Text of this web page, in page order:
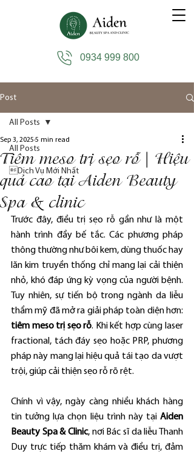
0934 999 800
Post
All Posts
Dịch Vụ Mới Nhất
All Posts
Tiêm meso trị sẹo rỗ | Hiệu
quả cao tại Aiden Beauty
Spa & clinic
Sep 3, 2025 5 min read
Trước đây, điều trị sẹo rỗ gần như là một
hành trình đầy bế tắc. Các phương pháp
thông thường như bôi kem, dùng thuốc hay
lăn kim truyền thống chỉ mang lại cải thiện
nhỏ, khó đáp ứng kỳ vọng của người bệnh.
Tuy nhiên, sự tiến bộ trong ngành da liễu
tiêm meso trị sẹo rỗ. Khi kết hợp cùng laser
fractional, tách đáy sẹo hoặc PRP, phương
pháp này mang lại hiệu quả tái tạo da vượt
trội, giúp cải thiện sẹo rỗ rõ rệt.
Chính vì vậy, ngày càng nhiều khách hàng
tin tưởng lựa chọn liệu trình này tại Aiden
Beauty Spa & Clinic, nơi Bác sĩ da liễu Thanh
Duy trực tiếp thăm khám và điều trị, đảm